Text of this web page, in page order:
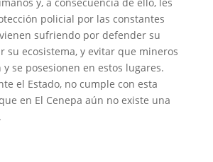
policial por las constantes
sufriendo por defender su
su ecosistema, y evitar que mineros
se posesionen en estos lugares.
el Estado, no cumple con esta
en El Cenepa aún no existe una